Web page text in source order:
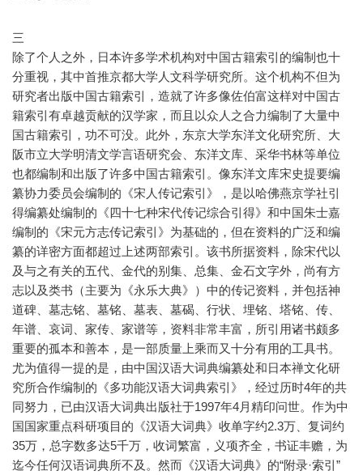
三
除了个人之外，日本许多学术机构对中国古籍索引的编制也十
分重视，其中首推京都大学人文科学研究所。这个机构不但为
研究者出版中国古籍索引，造就了许多像佐伯富这样对中国古
籍索引有卓越贡献的汉学家，而且以众人之合力编制了大量中
国古籍索引，功不可没。此外，东京大学东洋文化研究所、大
阪市立大学明清文学言语研究会、东洋文库、采华书林等单位
也都编制和出版了许多中国古籍索引。像东洋文库宋史提要编
纂协力委员会编制的《宋人传记索引》，是以哈佛燕京学社引
得编纂处编制的《四十七种宋代传记综合引得》和中国朱士嘉
编制的《宋元方志传记索引》为基础的，但在资料的广泛和编
纂的详密方面都超过上述两部索引。该书所据资料，除宋代以
及与之有关的五代、金代的别集、总集、金石文字外，尚有方
志以及类书（主要为《永乐大典》）中的传记资料，并包括神
道碑、墓志铭、墓铭、墓表、墓碣、行状、埋铭、塔铭、传、
年谱、哀词、家传、家谱等，资料非常丰富，所引用诸书颇多
重要的孤本和善本，是一部质量上乘而又十分有用的工具书。
尤为值得一提的是，由中国汉语大词典编纂处和日本禅文化研
究所合作编制的《多功能汉语大词典索引》，经过历时4年的共
同努力，已由汉语大词典出版社于1997年4月精印问世。作为中
国国家重点科研项目的《汉语大词典》收单字约2.3万、复词约
35万，总字数多达5千万，收词繁富，义项齐全，书证丰赡，为
迄今任何汉语词典所不及。然而《汉语大词典》的“附录·索引”